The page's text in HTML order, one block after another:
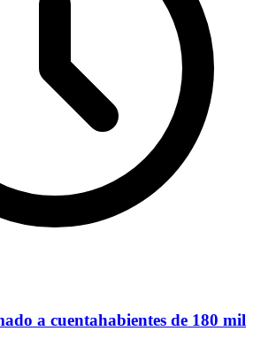
a cuentahabientes de 180 mil